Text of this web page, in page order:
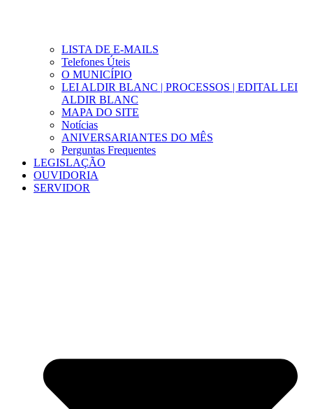
LISTA DE E-MAILS
Telefones Úteis
O MUNICÍPIO
LEI ALDIR BLANC | PROCESSOS | EDITAL LEI
ALDIR BLANC
MAPA DO SITE
Notícias
ANIVERSARIANTES DO MÊS
Perguntas Frequentes
LEGISLAÇÃO
OUVIDORIA
SERVIDOR